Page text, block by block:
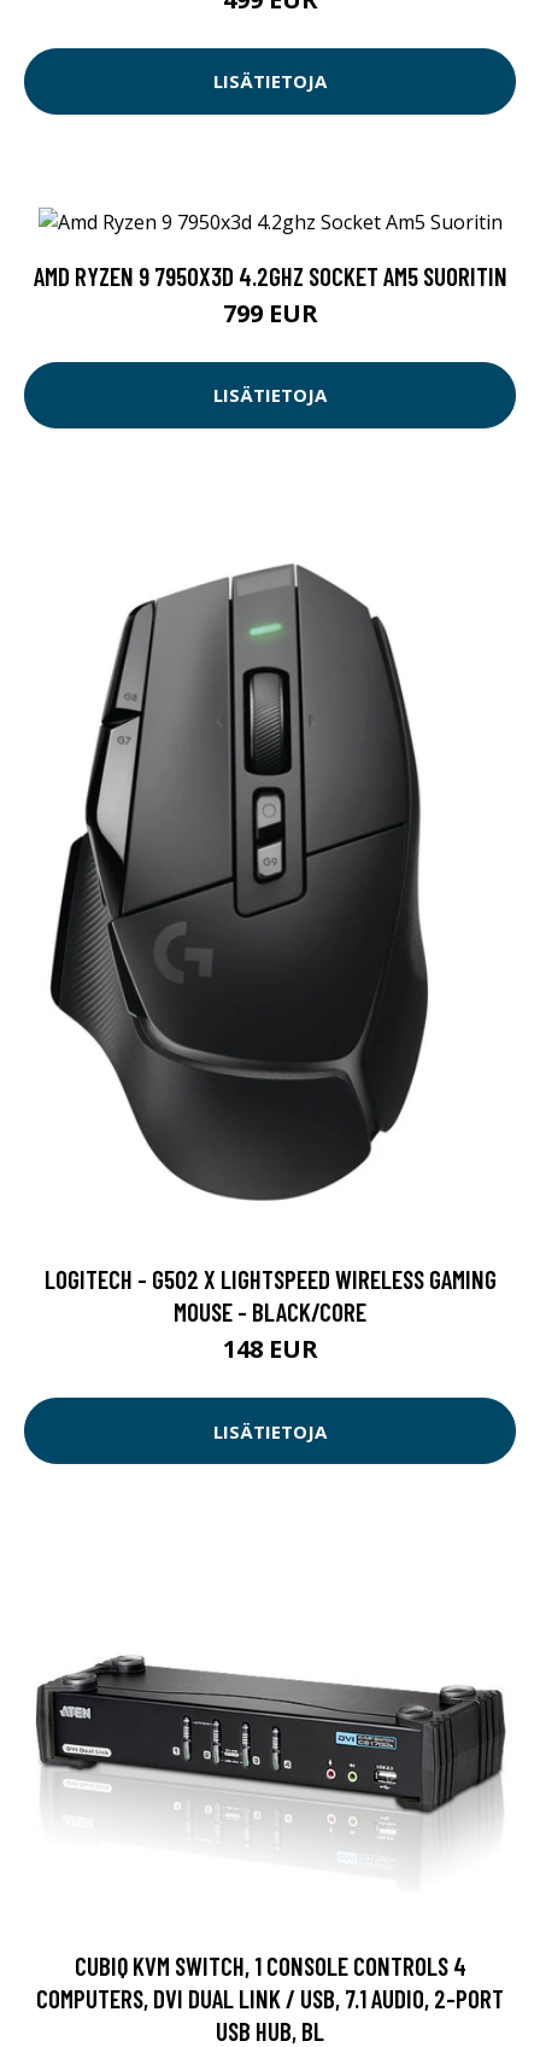
LISÄTIETOJA
AMD RYZEN 9 7950X3D 4.2GHZ SOCKET AM5 SUORITIN
799 EUR
LISÄTIETOJA
LOGITECH - G502 X LIGHTSPEED WIRELESS GAMING
MOUSE - BLACK/CORE
148 EUR
LISÄTIETOJA
CUBIQ KVM SWITCH, 1 CONSOLE CONTROLS 4
COMPUTERS, DVI DUAL LINK / USB, 7.1 AUDIO, 2-PORT
USB HUB, BL